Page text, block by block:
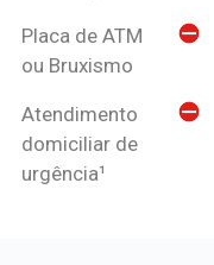
Placa de ATM
ou Bruxismo
Atendimento
domiciliar de
urgência¹